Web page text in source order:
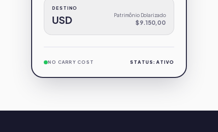
DESTINO
USD Patrimônio Dolarizado
$ 9.150,00
NO CARRY COST STATUS: ATIVO